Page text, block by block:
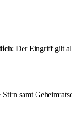
: Der Eingriff gilt
samt